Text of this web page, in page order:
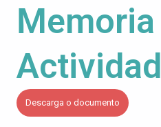
Memoria
Descarga o documento